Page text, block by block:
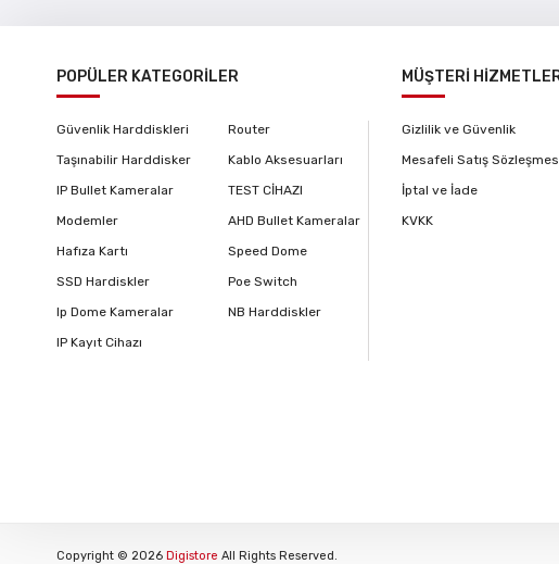
POPÜLER KATEGORİLER
Güvenlik Harddiskleri
Taşınabilir Harddisker
IP Bullet Kameralar
Modemler
Hafıza Kartı
SSD Hardiskler
Ip Dome Kameralar
IP Kayıt Cihazı
Router
Kablo Aksesuarları
TEST CİHAZI
AHD Bullet Kameralar
Speed Dome
Poe Switch
NB Harddiskler
MÜŞTERİ
Gizlilik ve Güvenlik
Mesafeli Satış
İptal ve İade
KVKK
Copyright © 2026 Digistore All Rights Reserved.